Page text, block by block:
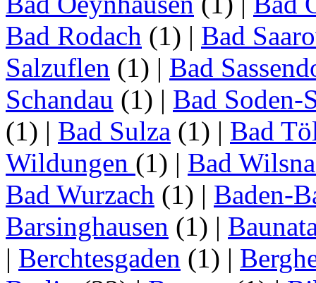
Bad Rodach (1) | Bad
Salzuflen (1) | Bad
Schandau (1) | Bad Soden-
(1) | Bad Sulza (1) | Bad
Wildungen (1) | Bad
Bad Wurzach (1) | Baden-
Barsinghausen (1) |
| Berchtesgaden (1) |